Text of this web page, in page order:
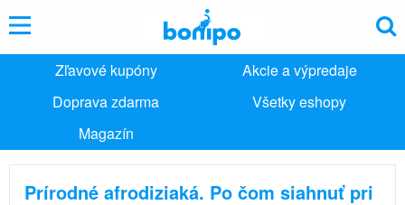
Zľavové kupóny
Akcie a výpredaje
Doprava zdarma
Všetky eshopy
Magazín
Prírodné afrodiziaká. Po čom siahnuť pri